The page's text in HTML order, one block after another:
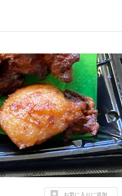
お気に入りに追加